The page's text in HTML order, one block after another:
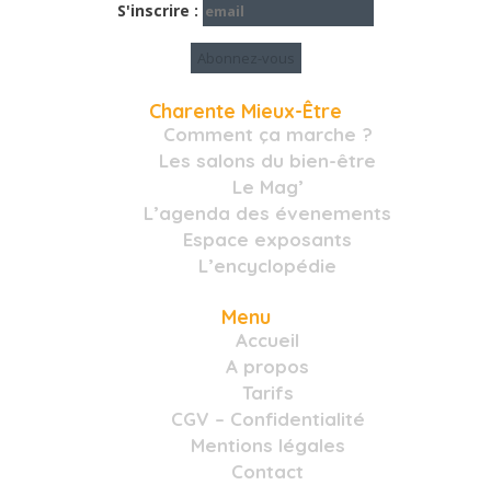
S'inscrire :
Charente Mieux-Être
Comment ça marche ?
Les salons du bien-être
Le Mag’
L’agenda des évenements
Espace exposants
L’encyclopédie
Menu
Accueil
A propos
Tarifs
CGV – Confidentialité
Mentions légales
Contact